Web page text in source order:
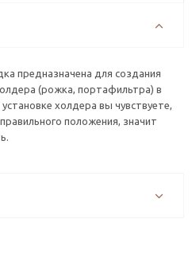
предназначена для создания
(рожка, портафильтра) в
холдера вы чувствуете,
положения, значит